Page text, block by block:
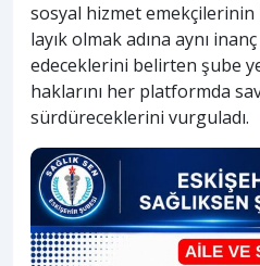
sosyal hizmet
layık olmak adına aynı
edeceklerini belirten şube
haklarını her platformda
sürdüreceklerini vurguladı.